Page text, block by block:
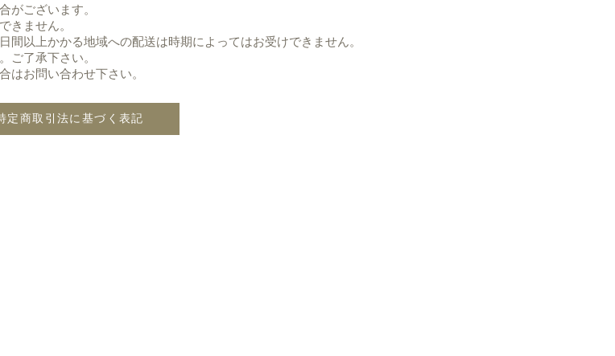
がございます。
きません。
以上かかる地域への配送は時期によってはお受けできません。
ご了承下さい。
お問い合わせ下さい。
定商取引法に基づく表記